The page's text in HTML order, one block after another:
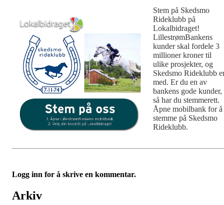
Stem på Skedsmo
Rideklubb på
Lokalbidraget!
LillestrømBankens
kunder skal fordele 3
millioner kroner til
ulike prosjekter, og
Skedsmo Rideklubb
med. Er du en av
bankens gode kunder,
så har du stemmerett.
Åpne mobilbank for å
stemme på Skedsmo
Rideklubb.
Logg inn for å skrive en kommentar.
Arkiv